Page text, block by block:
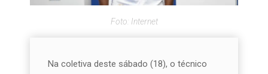
Foto: Internet
Na coletiva deste sábado (18), o técnico